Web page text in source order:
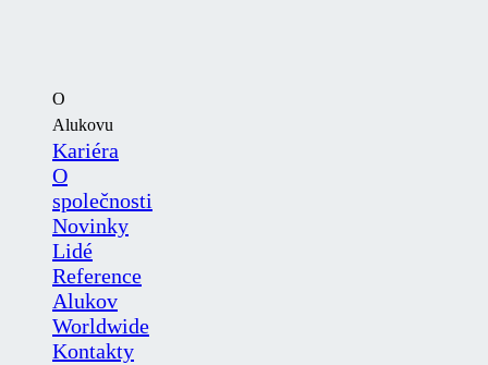
O
Alukovu
Kariéra
O
společnosti
Novinky
Lidé
Reference
Alukov
Worldwide
Kontakty